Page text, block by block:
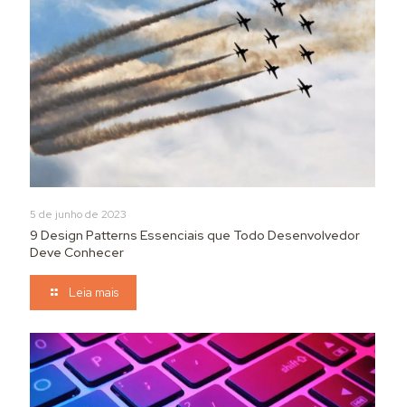
5 de junho de 2023
9 Design Patterns Essenciais que Todo Desenvolvedor
Deve Conhecer
Leia mais